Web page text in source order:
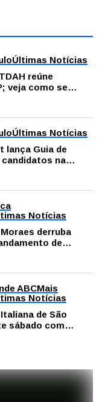
Últimas Notícias
reúne
veja como se
Últimas Notícias
lança Guia de
candidatos na
Notícias
derruba
de
contra vereador
ABCMais
Notícias
de São
sábado com
solidariedade